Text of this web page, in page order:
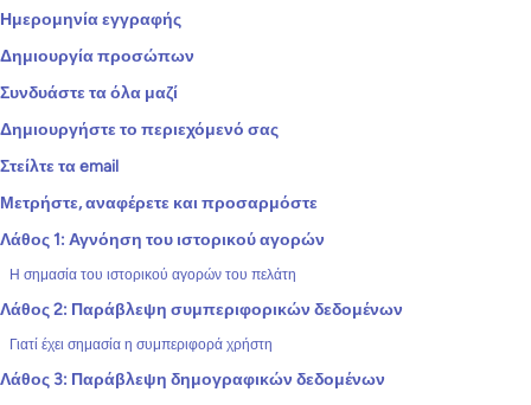
Ημερομηνία εγγραφής
Δημιουργία προσώπων
Συνδυάστε τα όλα μαζί
Δημιουργήστε το περιεχόμενό σας
Στείλτε τα email
Μετρήστε, αναφέρετε και προσαρμόστε
Λάθος 1: Αγνόηση του ιστορικού αγορών
Η σημασία του ιστορικού αγορών του πελάτη
Λάθος 2: Παράβλεψη συμπεριφορικών δεδομένων
Γιατί έχει σημασία η συμπεριφορά χρήστη
Λάθος 3: Παράβλεψη δημογραφικών δεδομένων